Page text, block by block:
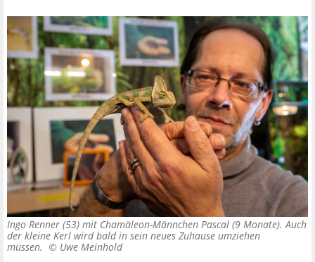
Ingo Renner (53) mit Chamäleon-Männchen Pascal (9 Monate). Auch
der kleine Kerl wird bald in sein neues Zuhause umziehen
müssen. © Uwe Meinhold